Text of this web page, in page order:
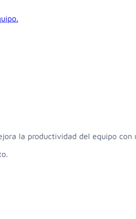
la productividad del equipo con